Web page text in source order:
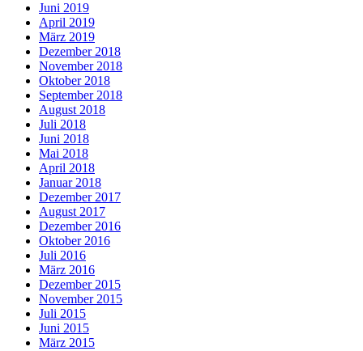
Juni 2019
April 2019
März 2019
Dezember 2018
November 2018
Oktober 2018
September 2018
August 2018
Juli 2018
Juni 2018
Mai 2018
April 2018
Januar 2018
Dezember 2017
August 2017
Dezember 2016
Oktober 2016
Juli 2016
März 2016
Dezember 2015
November 2015
Juli 2015
Juni 2015
März 2015